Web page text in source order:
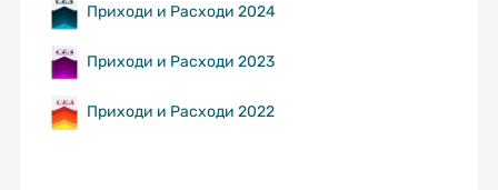
Приходи и Расходи 2024
Приходи и Расходи 2023
Приходи и Расходи 2022